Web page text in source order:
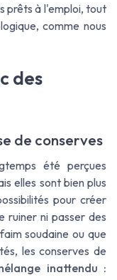
prêts à l'emploi, tout
comme nous
des
de conserves
été perçues
elles sont bien plus
pour créer
ruiner ni passer des
soudaine ou que
les conserves de
inattendu :